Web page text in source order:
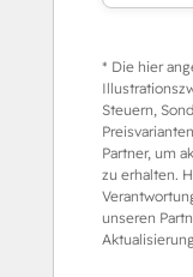
* Die hier
Steuern,
Partner, um
zu erhalten.
unseren